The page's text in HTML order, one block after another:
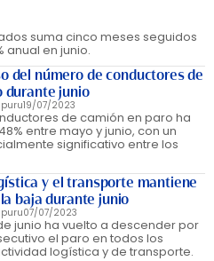
suma cinco meses seguidos
anual en junio.
del número de conductores de
durante junio
19/07/2023
de camión en paro ha
entre mayo y junio, con un
significativo entre los
y el transporte mantiene
baja durante junio
07/07/2023
junio ha vuelto a descender por
el paro en todos los
logística y de transporte.